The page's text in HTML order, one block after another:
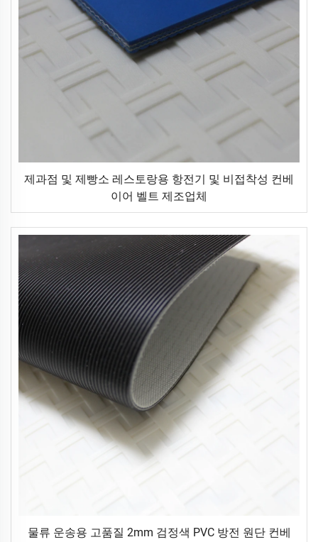
제과점 및 제빵소 레스토랑용 항전기 및 비접착성 컨베
이어 벨트 제조업체
물류 운송용 고품질 2mm 검정색 PVC 방전 원단 컨베